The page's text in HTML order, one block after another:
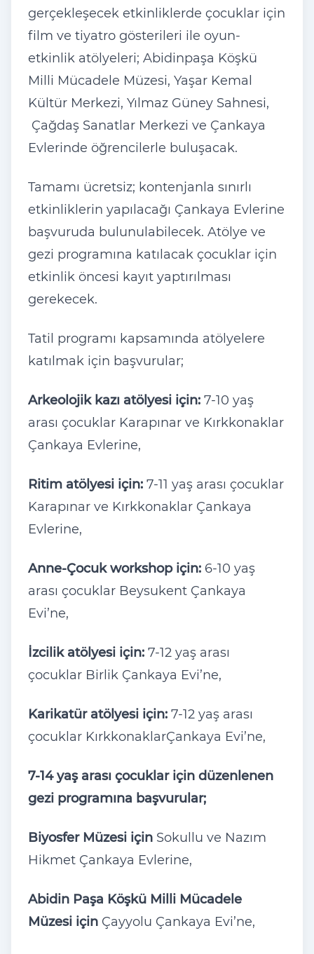
gerçekleşecek etkinliklerde çocuklar için
film ve tiyatro gösterileri ile oyun-
etkinlik atölyeleri; Abidinpaşa Köşkü
Milli Mücadele Müzesi, Yaşar Kemal
Kültür Merkezi, Yılmaz Güney Sahnesi,
Çağdaş Sanatlar Merkezi ve Çankaya
Evlerinde öğrencilerle buluşacak.
Tamamı ücretsiz; kontenjanla sınırlı
etkinliklerin yapılacağı Çankaya Evlerine
başvuruda bulunulabilecek. Atölye ve
gezi programına katılacak çocuklar için
etkinlik öncesi kayıt yaptırılması
gerekecek.
Tatil programı kapsamında atölyelere
katılmak için başvurular;
Arkeolojik kazı atölyesi için: 7-10 yaş
arası çocuklar Karapınar ve Kırkkonaklar
Çankaya Evlerine,
Ritim atölyesi için: 7-11 yaş arası çocuklar
Karapınar ve Kırkkonaklar Çankaya
Evlerine,
Anne-Çocuk workshop için: 6-10 yaş
arası çocuklar Beysukent Çankaya
Evi’ne,
İzcilik atölyesi için: 7-12 yaş arası
çocuklar Birlik Çankaya Evi’ne,
Karikatür atölyesi için: 7-12 yaş arası
çocuklar KırkkonaklarÇankaya Evi’ne,
7-14 yaş arası çocuklar için düzenlenen
gezi programına başvurular;
Biyosfer Müzesi için Sokullu ve Nazım
Hikmet Çankaya Evlerine,
Abidin Paşa Köşkü Milli Mücadele
Müzesi için Çayyolu Çankaya Evi’ne,